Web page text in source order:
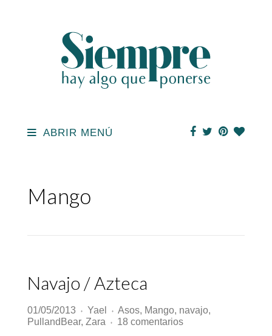
ABRIR MENÚ
Mango
Navajo / Azteca
01/05/2013 ♦ Yael ♦ Asos, Mango, navajo,
PullandBear, Zara ♦ 18 comentariosen